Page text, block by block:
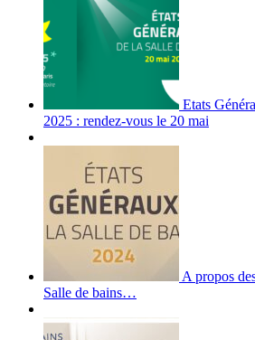
Etats
2025 : rendez-vous le 20 mai
A propos
Salle de bains…